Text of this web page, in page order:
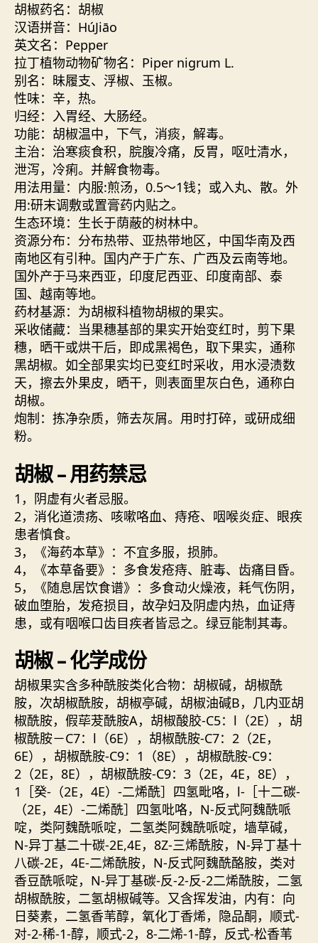
胡椒药名：胡椒
汉语拼音：HúJiāo
英文名：Pepper
拉丁植物动物矿物名：Piper nigrum L.
别名：昧履支、浮椒、玉椒。
性味：辛，热。
归经：入胃经、大肠经。
功能：胡椒温中，下气，消痰，解毒。
主治：治寒痰食积，脘腹冷痛，反胃，呕吐清水，
泄泻，冷痢。并解食物毒。
用法用量：内服:煎汤，0.5～1钱；或入丸、散。外
用:研末调敷或置膏药内贴之。
生态环境：生长于荫蔽的树林中。
资源分布：分布热带、亚热带地区，中国华南及西
南地区有引种。国内产于广东、广西及云南等地。
国外产于马来西亚，印度尼西亚、印度南部、泰
国、越南等地。
药材基源：为胡椒科植物胡椒的果实。
采收储藏：当果穗基部的果实开始变红时，剪下果
穗，晒干或烘干后，即成黑褐色，取下果实，通称
黑胡椒。如全部果实均已变红时采收，用水浸渍数
天，擦去外果皮，晒干，则表面里灰白色，通称白
胡椒。
炮制：拣净杂质，筛去灰屑。用时打碎，或研成细
粉。
胡椒 – 用药禁忌
1，阴虚有火者忌服。
2，消化道溃疡、咳嗽咯血、痔疮、咽喉炎症、眼疾
患者慎食。
3，《海药本草》：不宜多服，损肺。
4，《本草备要》：多食发疮痔、脏毒、齿痛目昏。
5，《随息居饮食谱》：多食动火燥液，耗气伤阴，
破血堕胎，发疮损目，故孕妇及阴虚内热，血证痔
患，或有咽喉口齿目疾者皆忌之。绿豆能制其毒。
胡椒 – 化学成份
胡椒果实含多种酰胺类化合物：胡椒碱，胡椒酰
胺，次胡椒酰胺，胡椒亭碱，胡椒油碱B，几内亚胡
椒酰胺，假荜茇酰胺A，胡椒酸胶-C5：l（2E），胡
椒酰胺－C7：l（6E），胡椒酰胺-C7：2（2E，
6E），胡椒酰胺-C9：1（8E），胡椒酰胺-C9：
2（2E，8E），胡椒酰胺-C9：3（2E，4E，8E），
1［癸-（2E，4E）-二烯酰］四氢毗咯，l-［十二碳-
（2E，4E）-二烯酰］四氢吡咯，N-反式阿魏酰哌
啶，类阿魏酰哌啶，二氢类阿魏酰哌啶，墙草碱，
N-异丁基二十碳-2E,4E，8Z-三烯酰胺，N-异丁基十
八碳-2E，4E-二烯酰胺，N-反式阿魏酰酪胺，类对
香豆酰哌啶，N-异丁基碳-反-2-反-2二烯酰胺，二氢
胡椒酰胺，二氢胡椒碱等。又含挥发油，内有：向
日葵素，二氢香苇醇，氧化丁香烯，隐品酮，顺式-
对-2-稀-1-醇，顺式-2，8-二烯-1-醇，反式-松香苇